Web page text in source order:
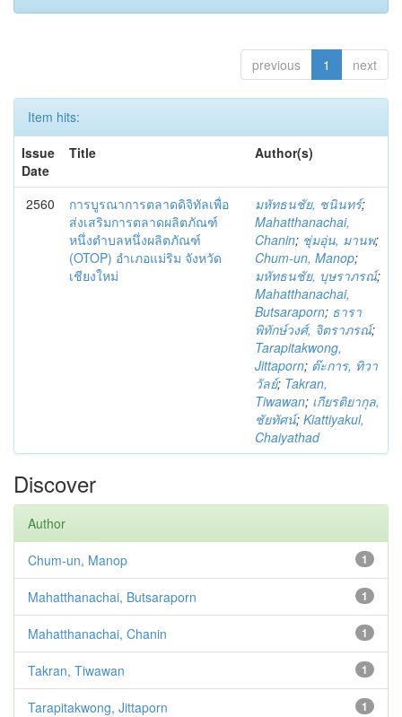
previous 1 next
Item hits:
Issue
Date
Title Author(s)
2560
การบูรณาการตลาดดิจิทัลเพื่อ
ส่งเสริมการตลาดผลิตภัณฑ์
หนึ่งตำบลหนึ่งผลิตภัณฑ์
(OTOP) อำเภอแม่ริม จังหวัด
เชียงใหม่
มหัทธนชัย, ชนินทร์;
Mahatthanachai,
Chanin; ชุ่มอุ่น, มานพ;
Chum-un, Manop;
มหัทธนชัย, บุษราภรณ์;
Mahatthanachai,
Butsaraporn; ธารา
พิทักษ์วงศ์, จิตราภรณ์;
Tarapitakwong,
Jittaporn; ต๊ะการ, ทิวา
วัลย์; Takran,
Tiwawan; เกียรติยากุล,
ชัยทัศน์; Kiattiyakul,
Chaiyathad
Discover
Author
1
Chum-un, Manop
1
Mahatthanachai, Butsaraporn
1
Mahatthanachai, Chanin
1
Takran, Tiwawan
1
Tarapitakwong, Jittaporn